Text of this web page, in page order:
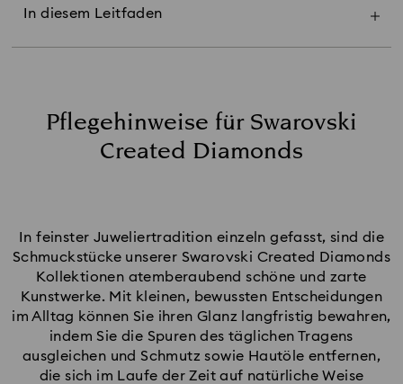
In diesem Leitfaden
Pflegehinweise
Häufig gestellte Fragen
Pflegehinweise für Swarovski
Created Diamonds
In feinster Juweliertradition einzeln gefasst, sind die
Schmuckstücke unserer Swarovski Created Diamonds
Kollektionen atemberaubend schöne und zarte
Kunstwerke. Mit kleinen, bewussten Entscheidungen
im Alltag können Sie ihren Glanz langfristig bewahren,
indem Sie die Spuren des täglichen Tragens
ausgleichen und Schmutz sowie Hautöle entfernen,
die sich im Laufe der Zeit auf natürliche Weise